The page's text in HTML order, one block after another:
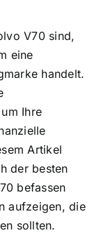
V70 sind,
eine
handelt.
Ihre
Artikel
der besten
befassen
aufzeigen, die
sollten.